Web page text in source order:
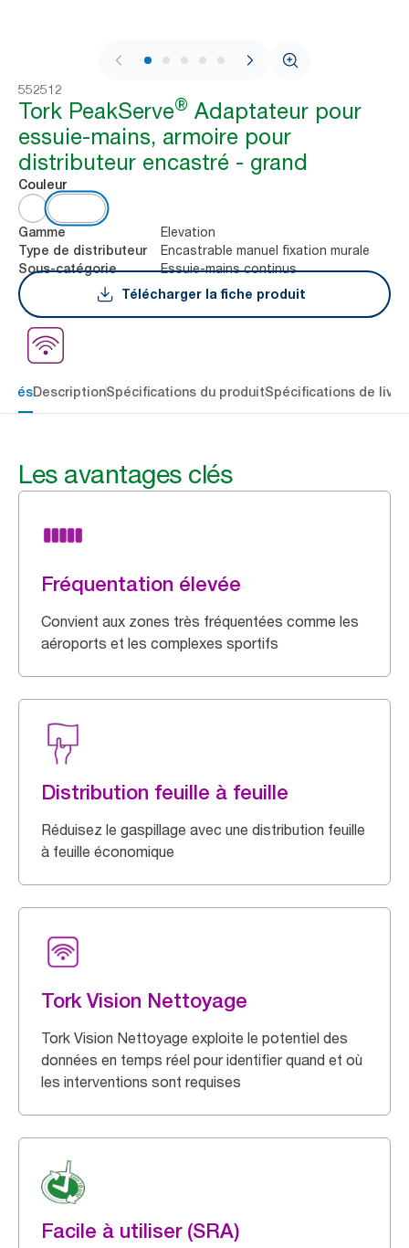
1 / 10
552512
Tork PeakServe® Adaptateur pour
essuie-mains, armoire pour
distributeur encastré - grand
Couleur
Gamme Elevation
Type de distributeur Encastrable manuel fixation murale
Sous-catégorie
Essuie-mains continus
Télécharger la fiche produit
clésDescriptionSpécifications du produitSpécifications de
Les avantages clés
Fréquentation élevée
Convient aux zones très fréquentées comme les
aéroports et les complexes sportifs
Distribution feuille à feuille
Réduisez le gaspillage avec une distribution feuille
à feuille économique
Tork Vision Nettoyage
Tork Vision Nettoyage exploite le potentiel des
données en temps réel pour identifier quand et où
les interventions sont requises
Facile à utiliser (SRA)